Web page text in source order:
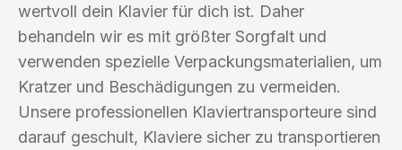
wertvoll dein Klavier für dich ist. Daher
behandeln wir es mit größter Sorgfalt und
verwenden spezielle Verpackungsmaterialien, um
Kratzer und Beschädigungen zu vermeiden.
Unsere professionellen Klaviertransporteure sind
darauf geschult, Klaviere sicher zu transportieren